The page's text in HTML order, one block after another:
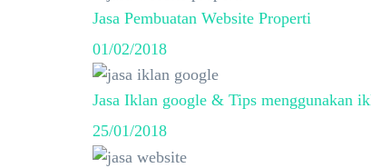
Jasa Pembuatan Website Properti
01/02/2018
Jasa Iklan google & Tips menggunakan
25/01/2018